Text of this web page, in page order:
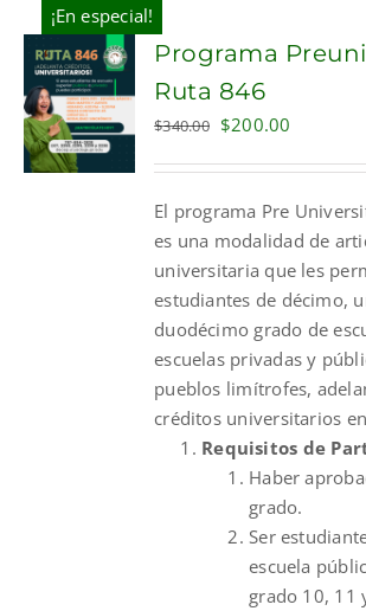
¡En especial!
ADD TO
CART
Programa
Ruta 846
$340.00 Original
$340.00.
$200.00
$200.00.
El programa Pre
es una modalidad de
universitaria que les
estudiantes de décimo,
duodécimo grado de
escuelas privadas y
pueblos limítrofes,
créditos universitarios
Requisitos de
Haber
grado.
Ser
escuela
grado 10, 11